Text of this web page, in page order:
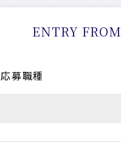
ENTRY FROM
応募職種